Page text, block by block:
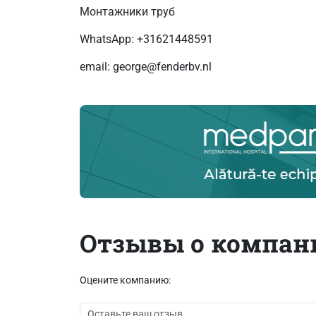
Монтажники труб
WhatsApp: +31621448591
email: george@fenderbv.nl
Отзывы о
Оцените компанию: